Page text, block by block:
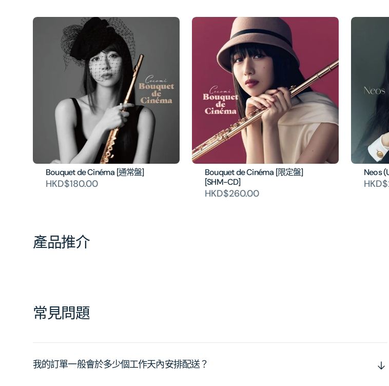
Bouquet de Cinéma [通常盤]
HKD$180.00
Bouquet de Cinéma [限定盤]
[SHM-CD]
HKD$260.00
Neos
產品推介
常見問題
我的訂單一般會於多少個工作天內安排配送？